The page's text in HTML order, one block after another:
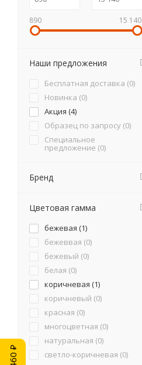
890 15 140
Наши предложения
Бесплатная доставка (0)
Новинка (0)
Акция (4)
Образец по запросу (0)
Специальное
предложение (0)
Бренд
Цветовая гамма
бежевая (1)
бежеввая (0)
бежевый (0)
белая (0)
коричневая (1)
коричневый (0)
красная (0)
многоцветная (0)
натуральная (0)
светло-коричневая (0)